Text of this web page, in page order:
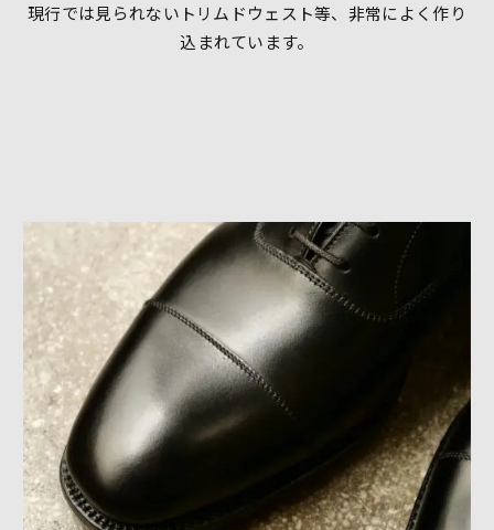
現行では見られないトリムドウェスト等、非常によく作り
込まれています。